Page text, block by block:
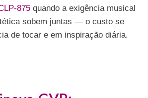
875 quando a exigência musical
sobem juntas — o custo se
de tocar e em inspiração diária.